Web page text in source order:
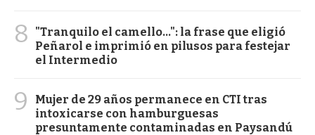
8
"Tranquilo el camello...": la frase que eligió
Peñarol e imprimió en pilusos para festejar
el Intermedio
9
Mujer de 29 años permanece en CTI tras
intoxicarse con hamburguesas
presuntamente contaminadas en Paysandú